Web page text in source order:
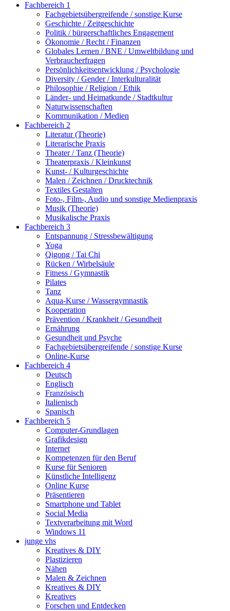
Fachbereich 1
Fachgebietsübergreifende / sonstige Kurse
Geschichte / Zeitgeschichte
Politik / bürgerschaftliches Engagement
Ökonomie / Recht / Finanzen
Globales Lernen / BNE / Umweltbildung und
Verbraucherfragen
Persönlichkeitsentwicklung / Psychologie
Diversity / Gender / Interkulturalität
Philosophie / Religion / Ethik
Länder- und Heimatkunde / Stadtkultur
Naturwissenschaften
Kommunikation / Medien
Fachbereich 2
Literatur (Theorie)
Literarische Praxis
Theater / Tanz (Theorie)
Theaterpraxis / Kleinkunst
Kunst- / Kulturgeschichte
Malen / Zeichnen / Drucktechnik
Textiles Gestalten
Foto-, Film-, Audio und sonstige Medienpraxis
Musik (Theorie)
Musikalische Praxis
Fachbereich 3
Entspannung / Stressbewältigung
Yoga
Qigong / Tai Chi
Rücken / Wirbelsäule
Fitness / Gymnastik
Pilates
Tanz
Aqua-Kurse / Wassergymnastik
Kooperation
Prävention / Krankheit / Gesundheit
Ernährung
Gesundheit und Psyche
Fachgebietsübergreifende / sonstige Kurse
Online-Kurse
Fachbereich 4
Deutsch
Englisch
Französisch
Italienisch
Spanisch
Fachbereich 5
Computer-Grundlagen
Grafikdesign
Internet
Kompetenzen für den Beruf
Kurse für Senioren
Künstliche Intelligenz
Online Kurse
Präsentieren
Smartphone und Tablet
Social Media
Textverarbeitung mit Word
Windows 11
junge vhs
Kreatives & DIY
Plastizieren
Nähen
Malen & Zeichnen
Kreatives & DIY
Kreatives
Forschen und Entdecken